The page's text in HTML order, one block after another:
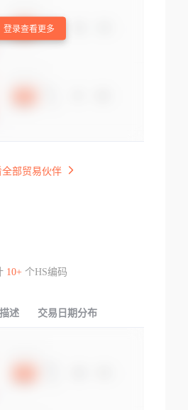
登录查看更多
全部贸易伙伴
10+个HS编码
述 交易日期分布